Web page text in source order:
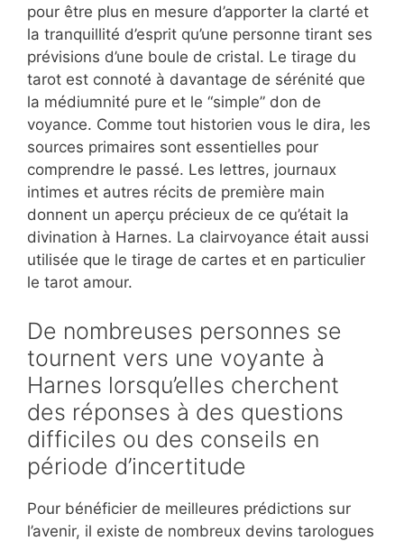
pour être plus en mesure d’apporter la clarté et
la tranquillité d’esprit qu’une personne tirant ses
prévisions d’une boule de cristal. Le tirage du
tarot est connoté à davantage de sérénité que
la médiumnité pure et le “simple” don de
voyance. Comme tout historien vous le dira, les
sources primaires sont essentielles pour
comprendre le passé. Les lettres, journaux
intimes et autres récits de première main
donnent un aperçu précieux de ce qu’était la
divination à Harnes. La clairvoyance était aussi
utilisée que le tirage de cartes et en particulier
le tarot amour.
De nombreuses personnes se
tournent vers une voyante à
Harnes lorsqu’elles cherchent
des réponses à des questions
difficiles ou des conseils en
période d’incertitude
Pour bénéficier de meilleures prédictions sur
l’avenir, il existe de nombreux devins tarologues